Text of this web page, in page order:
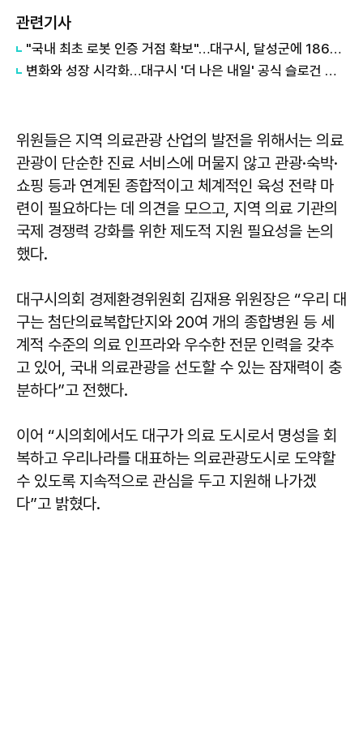
관련기사
"국내 최초 로봇 인증 거점 확보"…대구시, 달성군에 186억 투입해 휴머노이드 센터 구축
변화와 성장 시각화…대구시 '더 나은 내일' 공식 슬로건 디자인 공개
위원들은 지역 의료관광 산업의 발전을 위해서는 의료
관광이 단순한 진료 서비스에 머물지 않고 관광·숙박·
쇼핑 등과 연계된 종합적이고 체계적인 육성 전략 마
련이 필요하다는 데 의견을 모으고, 지역 의료 기관의
국제 경쟁력 강화를 위한 제도적 지원 필요성을 논의
했다.
대구시의회 경제환경위원회 김재용 위원장은 “우리 대
구는 첨단의료복합단지와 20여 개의 종합병원 등 세
계적 수준의 의료 인프라와 우수한 전문 인력을 갖추
고 있어, 국내 의료관광을 선도할 수 있는 잠재력이 충
분하다”고 전했다.
이어 “시의회에서도 대구가 의료 도시로서 명성을 회
복하고 우리나라를 대표하는 의료관광도시로 도약할
수 있도록 지속적으로 관심을 두고 지원해 나가겠
다”고 밝혔다.